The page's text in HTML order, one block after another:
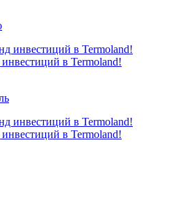
в Termoland!
в Termoland!